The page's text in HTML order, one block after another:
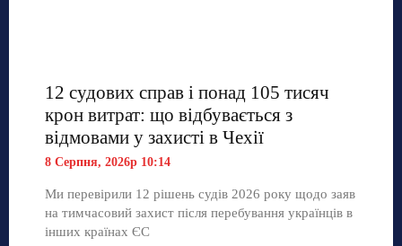
12 судових справ і понад 105 тисяч
крон витрат: що відбувається з
відмовами у захисті в Чехії
8 Серпня, 2026р 10:14
Ми перевірили 12 рішень судів 2026 року щодо заяв
на тимчасовий захист після перебування українців в
інших країнах ЄС